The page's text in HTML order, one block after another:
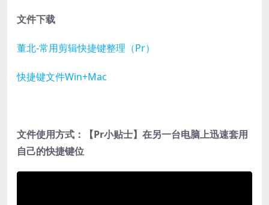
文件下载
董北-常用剪辑快捷键整理（Pr）
快捷键文件Win+Mac
文件使用方式：【Pr小贴士】在另一台电脑上迅速套用
自己的快捷键位